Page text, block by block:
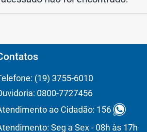
(19) 3755-6010
0800-7727456
ao Cidadão: 156
Seg a Sex - 08h às 17h